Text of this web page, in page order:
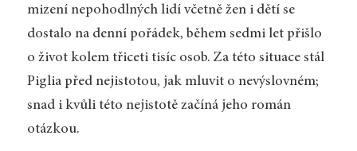
mizení nepohodlných lidí včetně žen i dětí se
dostalo na denní pořádek, během sedmi let přišlo
o život kolem třiceti tisíc osob. Za této situace stál
Piglia před nejistotou, jak mluvit o nevýslovném;
snad i kvůli této nejistotě začíná jeho román
otázkou.